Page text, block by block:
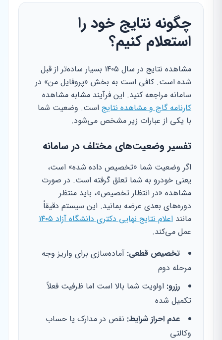
چگونه نتایج خود را
استعلام کنیم؟
مشاهده نتایج در سال ۱۴۰۵ بسیار ساده‌تر از قبل
شده است. کافی است به بخش «پروفایل من» در
سامانه مراجعه کنید. این فرآیند مشابه مشاهده
کارنامه گاج و مشاهده نتایج است. وضعیت شما
با یکی از عبارات زیر مشخص می‌شود.
تفسیر وضعیت‌های مختلف در سامانه
اگر وضعیت شما «تخصیص داده شده» است،
یعنی خودرو به شما تعلق گرفته است. در صورت
مشاهده «در انتظار تخصیص»، باید منتظر
دوره‌های بعدی عرضه بمانید. این سیستم دقیقاً
مانند اعلام نتایج نهایی دکتری دانشگاه آزاد ۱۴۰۵
عمل می‌کند.
تخصیص قطعی: آماده‌سازی برای واریز وجه
مرحله دوم
رزرو: اولویت شما بالا است اما ظرفیت فعلاً
تکمیل شده
عدم احراز شرایط: نقص در مدارک یا حساب
وکالتی